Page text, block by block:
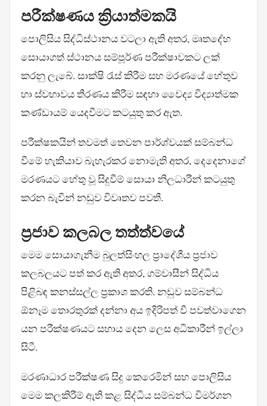
පරීක්ෂණය ක්‍රියාත්මකයි
පොලිසිය සිද්ධිස්ථානය වටලා ඇති අතර, මෘතදේහ
සොයාගත් ස්ථානය සම්පූර්ණ පරීක්ෂාවකට ලක්
කරනු ලැබේ. සාක්ෂි රැස් කිරීම සහ මරණයේ හේතුව
හා ස්වභාවය තීරණය කිරීම සඳහා වෛද්‍ය විද්‍යාත්මක
කණ්ඩායම් යෙදවීමට කටයුතු කර ඇත.
පරීක්ෂකයින් තවමත් තෙවන පාර්ශ්වයක් සම්බන්ධ
වීමේ හැකියාව බැහැරකර නොමැති අතර, දෙදෙනාගේ
මරණයට හේතු වූ සිදුවීම් සොයා නිලධාරීන් කටයුතු
කරන බැවින් නඩුව විවෘතව පවතී.
ප්‍රජාව කලබල තත්ත්වයේ
මෙම සොයාගැනීම බුලත්සිංහල ප්‍රාදේශීය ප්‍රජාව
කලබලයට පත් කර ඇති අතර, ගම්වාසීන් සිද්ධිය
පිළිබඳ කනස්සල්ල ප්‍රකාශ කරති. නඩුව සම්බන්ධ
ඕනෑම තොරතුරක් දන්නා අය ඉදිරිපත් වී පවත්වාගෙන
යන පරීක්ෂණයට සහාය දෙන ලෙස අධිකාරීන් ඉල්ලා
සිටී.
මරණාධාර පරීක්ෂණ සිදු කෙරෙමින් සහ පොලිසිය
මෙම කලකිරීම් ඇති කළ සිද්ධිය සම්බන්ධ විමර්ශන